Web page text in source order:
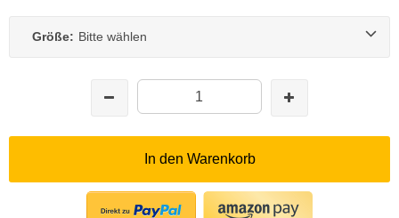
Größe: Bitte wählen
In den Warenkorb